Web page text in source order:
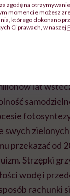
lat
przekazać od
Strzępki
wodę i
rachunki
zgodę na
momencie możesz
którego dokonano
Ci prawach, w naszej